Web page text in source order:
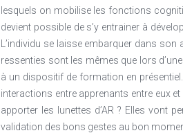
lesquels on mobilise les fonctions
devient possible de s’y entrainer à
L’individu se laisse embarquer dans
ressenties sont les mêmes que lors
à un dispositif de formation en
interactions entre apprenants entre eux
apporter les lunettes d’AR ? Elles vont
validation des bons gestes au bon